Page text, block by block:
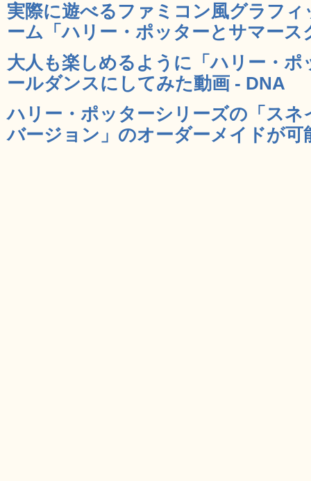
実際に遊べるファミコン風グラフ
ーム「ハリー・ポッターとサマース
大人も楽しめるように「ハリー・
ールダンスにしてみた動画 - DNA
ハリー・ポッターシリーズの「スネ
バージョン」のオーダーメイドが可